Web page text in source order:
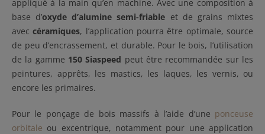
appliqué à la main qu’en machine. Avec une composition à
base d’oxyde d’alumine semi-friable et de grains mixtes
aveccéramiques, l’application pourra être optimale, source
de peu d’encrassement, et durable. Pour le bois, l’utilisation
de la gamme 150 Siaspeed peut être recommandée sur les
peintures, apprêts, les mastics, les laques, les vernis, ou
encore les primaires.
Pour le ponçage de bois massifs à l’aide d’une ponceuse
orbitale ou excentrique, notamment pour une application